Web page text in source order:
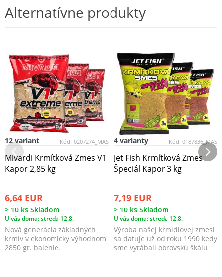
Alternatívne produkty
Kód: 0207274_MAS
12 variant
Mivardi Krmítková Zmes V1
Kapor 2,85 kg
6,64 EUR
> 10 ks Skladom
U vás doma: streda 12.8.
Nová generácia základných
krmív v ekonomicky výhodnom
2850 gr. balenie.
Kód: 0187836_MAS
4 varianty
Jet Fish Krmítková Zmes
Špeciál Kapor 3 kg
7,19 EUR
> 10 ks Skladom
U vás doma: streda 12.8.
Výroba našej kŕmidlovej zmesi
sa datuje už od roku 1990 kedy
sme vyrábali obrovskú škálu